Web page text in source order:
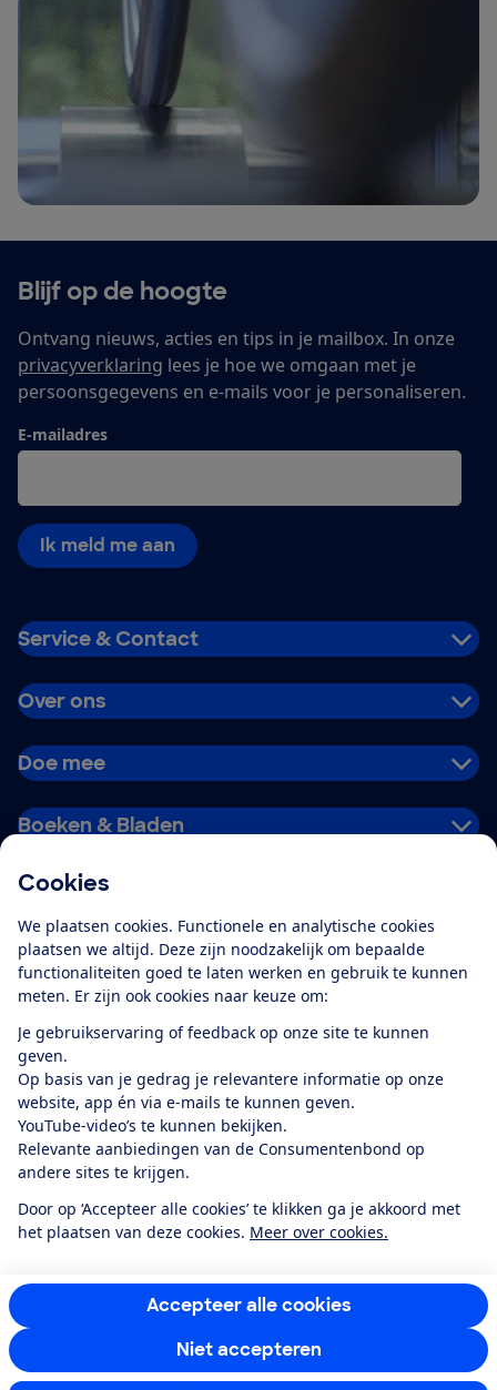
Cookies
We plaatsen cookies. Functionele en analytische cookies
plaatsen we altijd. Deze zijn noodzakelijk om bepaalde
functionaliteiten goed te laten werken en gebruik te kunnen
meten. Er zijn ook cookies naar keuze om:
Je gebruikservaring of feedback op onze site te kunnen
geven.
Op basis van je gedrag je relevantere informatie op onze
website, app én via e-mails te kunnen geven.
YouTube-video’s te kunnen bekijken.
Relevante aanbiedingen van de Consumentenbond op
andere sites te krijgen.
Door op ‘Accepteer alle cookies’ te klikken ga je akkoord met
het plaatsen van deze cookies. Meer over cookies.
Accepteer alle cookies
Niet accepteren
Blijf op de hoogte
Ontvang nieuws, acties en tips in je mailbox. In onze
privacyverklaring lees je hoe we omgaan met je
persoonsgegevens en e-mails voor je personaliseren.
E-mailadres
Ik meld me aan
Service & Contact
Over ons
Doe mee
Boeken & Bladen
Alles over de
app
Algemene Voorwaarden
Privacyverklaring
Cookiebeleid
Privacyvoorkeuren
Toegankelijkheid
RSS-feed nieuws
Facebook
TwitterInstagram
YoutubeLinkedIn
12.901consumentenbeoordelen de Consumentenbondmet gemiddeld